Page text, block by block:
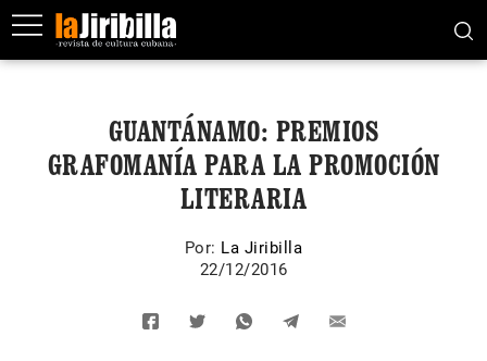
GUANTÁNAMO: PREMIOS
GRAFOMANÍA PARA LA PROMOCIÓN
LITERARIA
Por: La Jiribilla
22/12/2016